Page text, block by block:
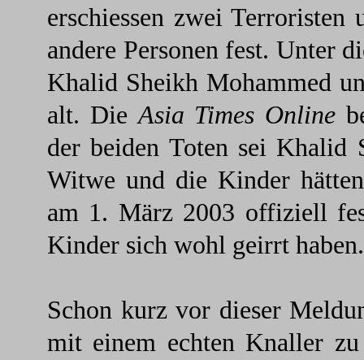
erschiessen zwei
andere Personen fest. Unter
Khalid Sheikh Mohammed
alt. DieAsia Times Online
der beiden Toten sei Khalid
Witwe und die Kinder
am 1. März 2003 offiziell
Kinder sich wohl geirrt haben.
Schon kurz vor dieser
mit einem echten Knaller